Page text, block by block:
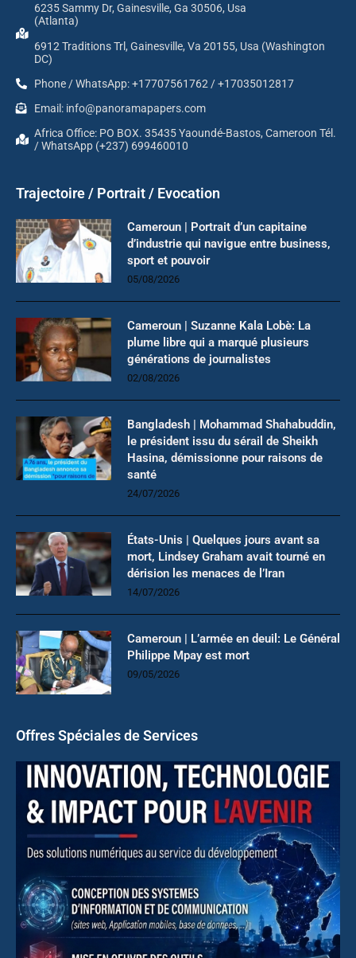
6235 Sammy Dr, Gainesville, Ga 30506, Usa
(Atlanta)
6912 Traditions Trl, Gainesville, Va 20155, Usa (Washington
DC)
Phone / WhatsApp: +17707561762 / +17035012817
Email: info@panoramapapers.com
Africa Office: PO BOX. 35435 Yaoundé-Bastos, Cameroon Tél.
/ WhatsApp (+237) 699460010
Trajectoire / Portrait / Evocation
Cameroun | Portrait d’un capitaine
d’industrie qui navigue entre business,
sport et pouvoir
05/08/2026
Cameroun | Suzanne Kala Lobè: La
plume libre qui a marqué plusieurs
générations de journalistes
02/08/2026
Bangladesh | Mohammad Shahabuddin,
le président issu du sérail de Sheikh
Hasina, démissionne pour raisons de
santé
24/07/2026
États-Unis | Quelques jours avant sa
mort, Lindsey Graham avait tourné en
dérision les menaces de l’Iran
14/07/2026
Cameroun | L’armée en deuil: Le Général
Philippe Mpay est mort
09/05/2026
Offres Spéciales de Services